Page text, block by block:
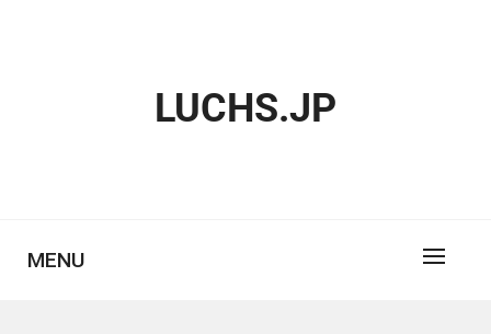
LUCHS.JP
MENU